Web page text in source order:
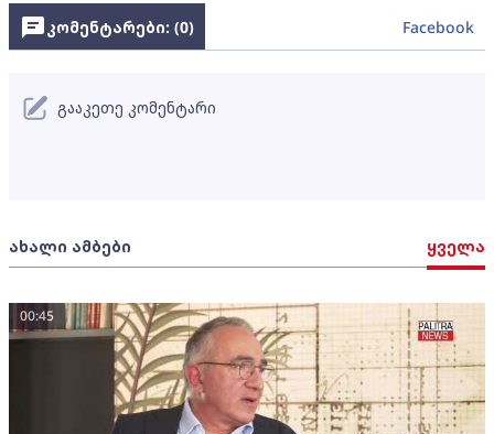
ახალი ამბები ყველა
00:45
კომენტარები: (0) Facebook
გააკეთე კომენტარი